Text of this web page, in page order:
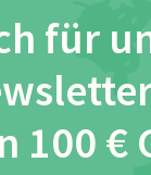
für
100 €